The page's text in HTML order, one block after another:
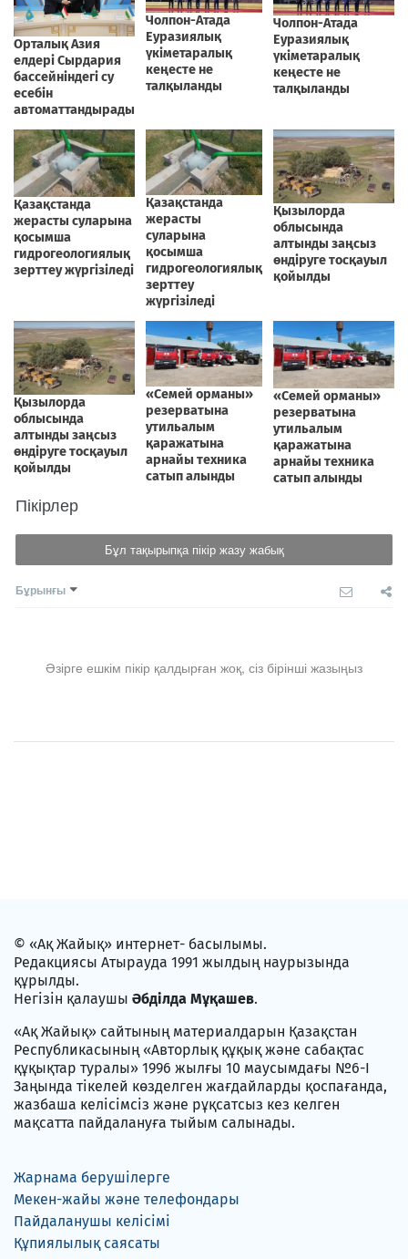
Пікірлер
Бұл тақырыпқа пікір жазу жабық
Бұрынғы
Әзірге ешкім пікір қалдырған жоқ, сіз бірінші жазыңыз
© «Ақ Жайық» интернет- басылымы.
Редакциясы Атырауда 1991 жылдың наурызында
құрылды.
Негізін қалаушы Әбділда Мұқашев.
«Ақ Жайық» сайтының материалдарын Қазақстан
Республикасының «Авторлық құқық және сабақтас
құқықтар туралы» 1996 жылғы 10 маусымдағы №6-I
Заңында тікелей көзделген жағдайларды қоспағанда,
жазбаша келісімсіз және рұқсатсыз кез келген
мақсатта пайдалануға тыйым салынады.
Жарнама берушілерге
Мекен-жайы және телефондары
Пайдаланушы келісімі
Құпиялылық саясаты